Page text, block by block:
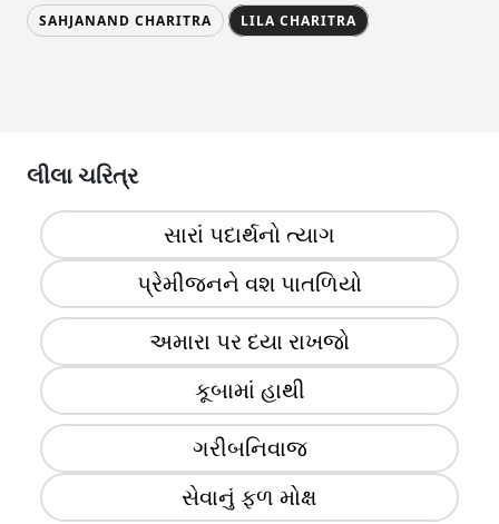
SAHJANAND CHARITRA LILA CHARITRA
લીલા ચરિત્ર
સારાં પદાર્થનો ત્યાગ
પ્રેમીજનને વશ પાતળિયો
અમારા પર દયા રાખજો
કૂબામાં હાથી
ગરીબનિવાજ
સેવાનું ફળ મોક્ષ